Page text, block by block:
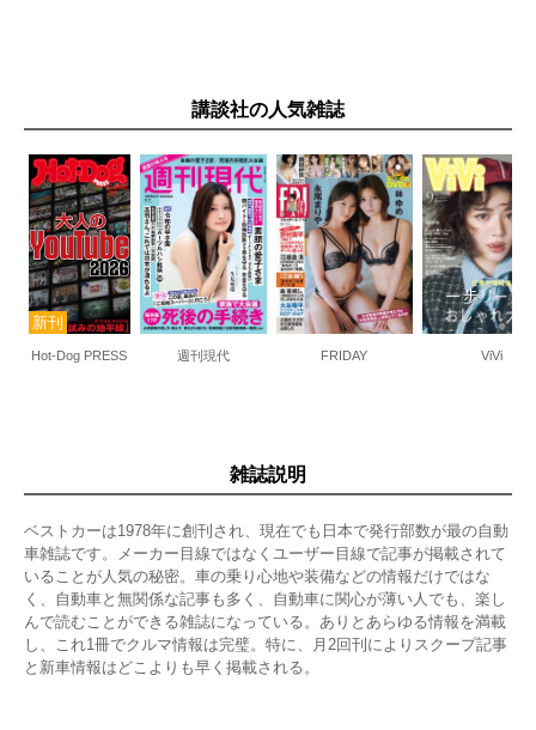
講談社の人気雑誌
Hot-Dog PRESS 週刊現代 FRIDAY ViVi
雑誌説明
ベストカーは1978年に創刊され、現在でも日本で発行部数が最の自動
車雑誌です。メーカー目線ではなくユーザー目線で記事が掲載されて
いることが人気の秘密。車の乗り心地や装備などの情報だけではな
く、自動車と無関係な記事も多く、自動車に関心が薄い人でも、楽し
んで読むことができる雑誌になっている。ありとあらゆる情報を満載
し、これ1冊でクルマ情報は完璧。特に、月2回刊によりスクープ記事
と新車情報はどこよりも早く掲載される。